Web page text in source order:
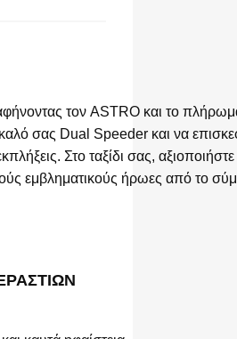
τον ASTRO και το
σας Dual Speeder και να
Στο ταξίδι σας,
εμβληματικούς ήρωες από το